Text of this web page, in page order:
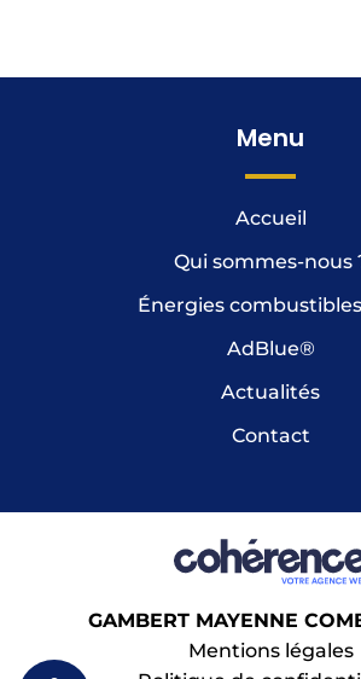
Menu
Accueil
Qui sommes-nous
Énergies combustibles
AdBlue®
Actualités
Contact
GAMBERT MAYENNE
Mentions légales